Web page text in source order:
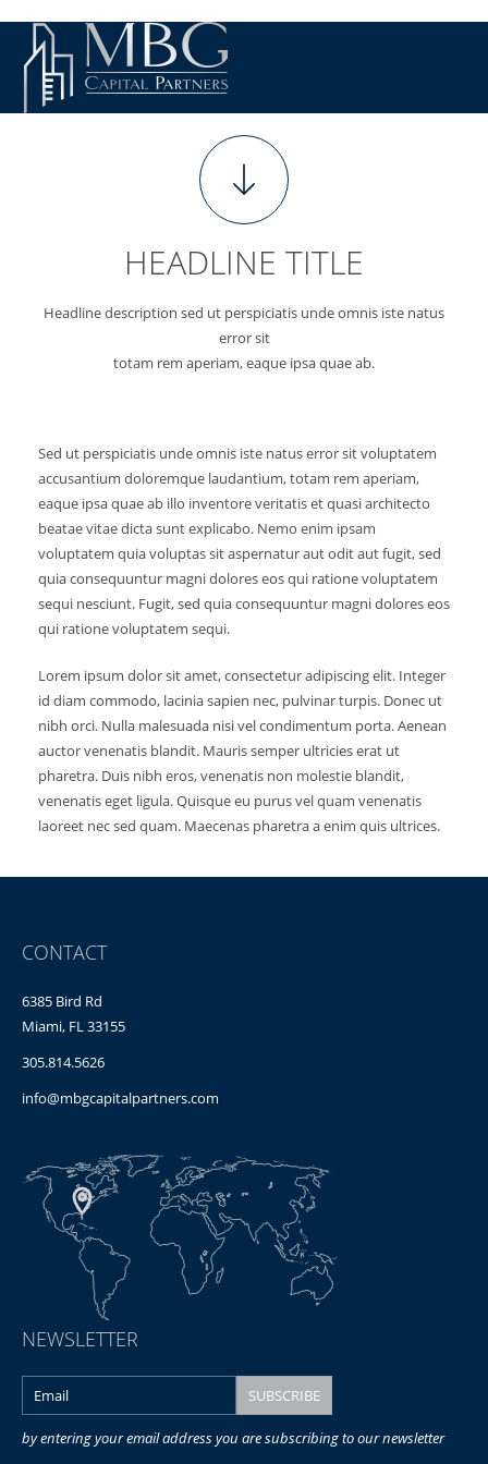
HEADLINE TITLE
Headline description sed ut perspiciatis unde omnis iste natus
error sit
totam rem aperiam, eaque ipsa quae ab.
Sed ut perspiciatis unde omnis iste natus error sit voluptatem
accusantium doloremque laudantium, totam rem aperiam,
eaque ipsa quae ab illo inventore veritatis et quasi architecto
beatae vitae dicta sunt explicabo. Nemo enim ipsam
voluptatem quia voluptas sit aspernatur aut odit aut fugit, sed
quia consequuntur magni dolores eos qui ratione voluptatem
sequi nesciunt. Fugit, sed quia consequuntur magni dolores eos
qui ratione voluptatem sequi.
Lorem ipsum dolor sit amet, consectetur adipiscing elit. Integer
id diam commodo, lacinia sapien nec, pulvinar turpis. Donec ut
nibh orci. Nulla malesuada nisi vel condimentum porta. Aenean
auctor venenatis blandit. Mauris semper ultricies erat ut
pharetra. Duis nibh eros, venenatis non molestie blandit,
venenatis eget ligula. Quisque eu purus vel quam venenatis
laoreet nec sed quam. Maecenas pharetra a enim quis ultrices.
CONTACT
6385 Bird Rd
Miami, FL 33155
305.814.5626
info@mbgcapitalpartners.com
NEWSLETTER
by entering your email address you are subscribing to our newsletter